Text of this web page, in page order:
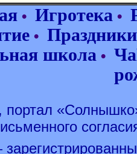
• Игротека •
• Праздники
школа •
портал